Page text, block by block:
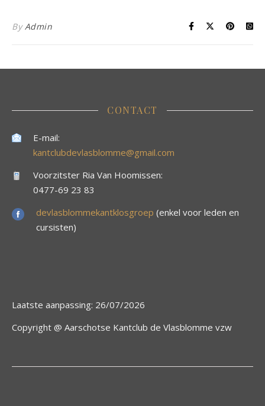
By Admin
CONTACT
E-mail:
kantclubdevlasblomme@gmail.com
Voorzitster Ria Van Hoomissen:
0477-69 23 83
devlasblommekantklosgroep (enkel voor leden en
cursisten)
Laatste aanpassing: 26/07/2026
Copyright @ Aarschotse Kantclub de Vlasblomme vzw